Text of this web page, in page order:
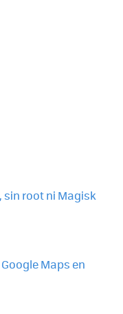
root ni Magisk
Maps en